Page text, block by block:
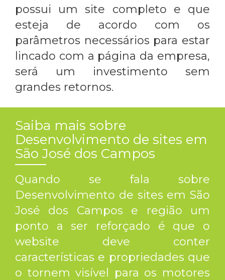
possui um site completo e que
esteja de acordo com os
parâmetros necessários para estar
lincado com a página da empresa,
será um investimento sem
grandes retornos.
Saiba mais sobre
Desenvolvimento de sites em
São José dos Campos
Quando se fala sobre
Desenvolvimento de sites em São
José dos Campos e região um
ponto a ser reforçado é que o
website deve conter
características e propriedades que
o tornem visível para os motores